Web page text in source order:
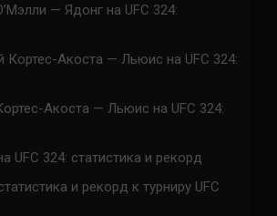
— Ядонг на UFC 324:
Кортес-Акоста — Льюис на UFC 324:
Акоста — Льюис на UFC 324:
UFC 324: статистика и рекорд
и рекорд к турниру UFC